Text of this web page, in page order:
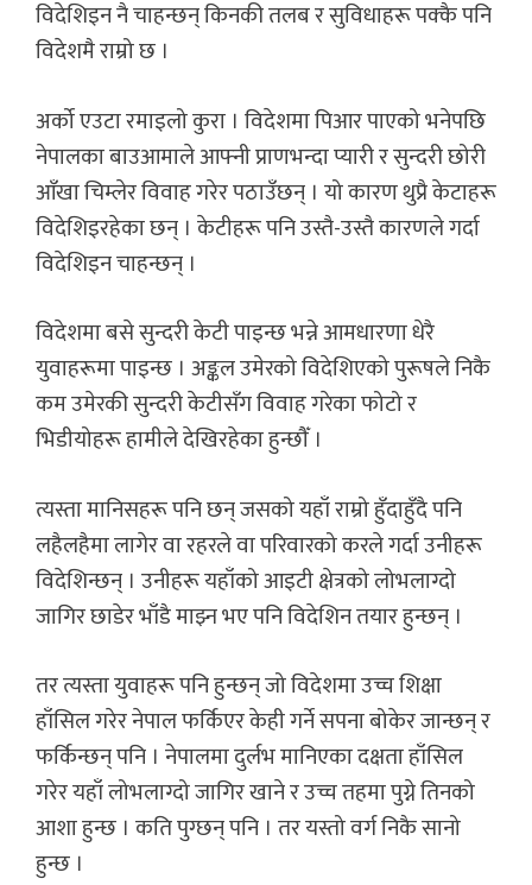
विदेशिइन नै चाहन्छन् किनकी तलब र सुविधाहरू पक्कै पनि
विदेशमै राम्रो छ ।
अर्को एउटा रमाइलो कुरा । विदेशमा पिआर पाएको भनेपछि
नेपालका बाउआमाले आफ्नी प्राणभन्दा प्यारी र सुन्दरी छोरी
आँखा चिम्लेर विवाह गरेर पठाउँछन् । यो कारण थुप्रै केटाहरू
विदेशिइरहेका छन् । केटीहरू पनि उस्तै-उस्तै कारणले गर्दा
विदेशिइन चाहन्छन् ।
विदेशमा बसे सुन्दरी केटी पाइन्छ भन्ने आमधारणा धेरै
युवाहरूमा पाइन्छ । अङ्कल उमेरको विदेशिएको पुरूषले निकै
कम उमेरकी सुन्दरी केटीसँग विवाह गरेका फोटो र
भिडीयोहरू हामीले देखिरहेका हुन्छौँ ।
त्यस्ता मानिसहरू पनि छन् जसको यहाँ राम्रो हुँदाहुँदै पनि
लहैलहैमा लागेर वा रहरले वा परिवारको करले गर्दा उनीहरू
विदेशिन्छन् । उनीहरू यहाँको आइटी क्षेत्रको लोभलाग्दो
जागिर छाडेर भाँडै माझ्न भए पनि विदेशिन तयार हुन्छन् ।
तर त्यस्ता युवाहरू पनि हुन्छन् जो विदेशमा उच्च शिक्षा
हाँसिल गरेर नेपाल फर्किएर केही गर्ने सपना बोकेर जान्छन् र
फर्किन्छन् पनि । नेपालमा दुर्लभ मानिएका दक्षता हाँसिल
गरेर यहाँ लोभलाग्दो जागिर खाने र उच्च तहमा पुग्ने तिनको
आशा हुन्छ । कति पुग्छन् पनि । तर यस्तो वर्ग निकै सानो
हुन्छ ।